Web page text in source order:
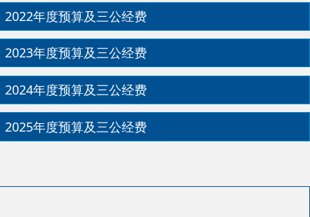
及三公经费
及三公经费
险基金决算的说明